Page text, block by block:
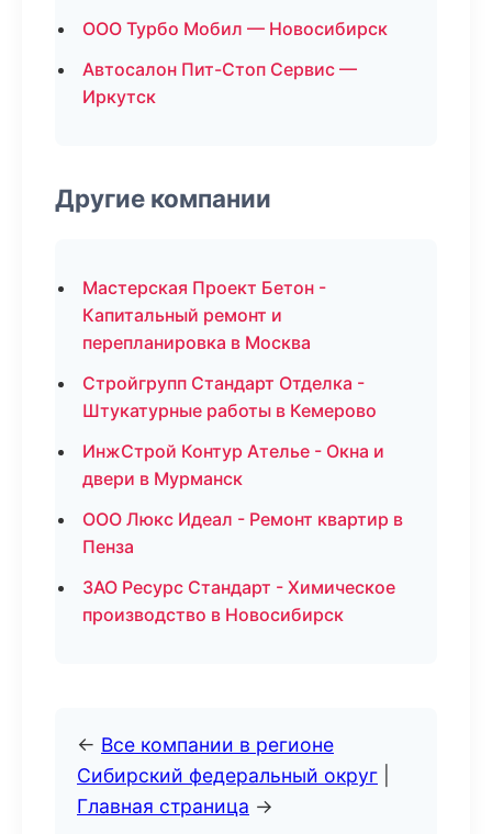
ООО Турбо Мобил — Новосибирск
Автосалон Пит-Стоп Сервис —
Иркутск
Другие компании
Мастерская Проект Бетон -
Капитальный ремонт и
перепланировка в Москва
Стройгрупп Стандарт Отделка -
Штукатурные работы в Кемерово
ИнжСтрой Контур Ателье - Окна и
двери в Мурманск
ООО Люкс Идеал - Ремонт квартир в
Пенза
ЗАО Ресурс Стандарт - Химическое
производство в Новосибирск
← Все компании в регионе
Сибирский федеральный округ
Главная страница →